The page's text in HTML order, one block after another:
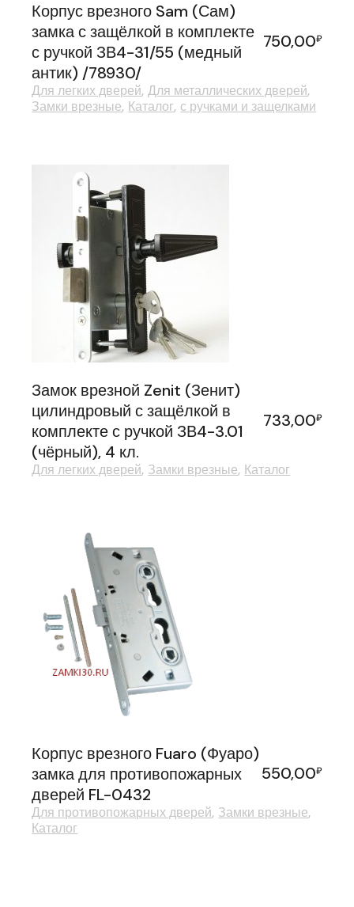
Корпус врезного Sam (Сам)
замка с защёлкой в комплекте
с ручкой ЗВ4-31/55 (медный
антик) /78930/
750,00₽
Для легких дверей Для металлических дверей
Замки врезные Каталог с ручками и защелками
Замок врезной Zenit (Зенит)
цилиндровый с защёлкой в
комплекте с ручкой ЗВ4-3.01
(чёрный), 4 кл.
733,00₽
Для легких дверей Замки врезные Каталог
Корпус врезного Fuaro (Фуаро)
замка для противопожарных
дверей FL-0432
550,00₽
Для противопожарных дверей Замки врезные
Каталог